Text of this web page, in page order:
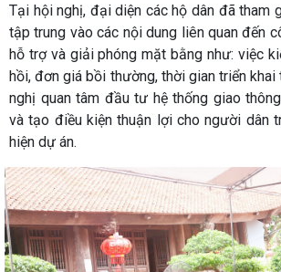
Tại hội nghị, đại diện các hộ dân đã tham
tập trung vào các nội dung liên quan đến
hỗ trợ và giải phóng mặt bằng như: việc
hồi, đơn giá bồi thường, thời gian triển khai
nghị quan tâm đầu tư hệ thống giao
và tạo điều kiện thuận lợi cho người dân
hiện dự án.